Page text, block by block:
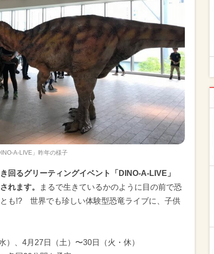
A-LIVE」昨年の様子
回るグリーティングイベント「DINO-A-LIVE」
れます。
まるで生きているかのように目の前で恐
も!? 世界でも珍しい体験型恐竜ライブに、子供
）、4月27日（土）〜30日（火・休）